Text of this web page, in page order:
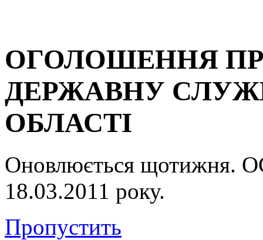
ОГОЛОШЕННЯ
ДЕРЖАВНУ
ОБЛАСТІ
Оновлюється
18.03.2011 року.
Пропустить